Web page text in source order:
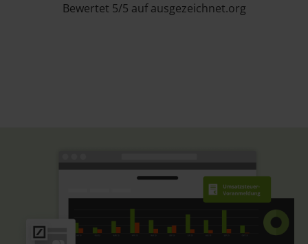
Bewertet 5/5 auf ausgezeichnet.org